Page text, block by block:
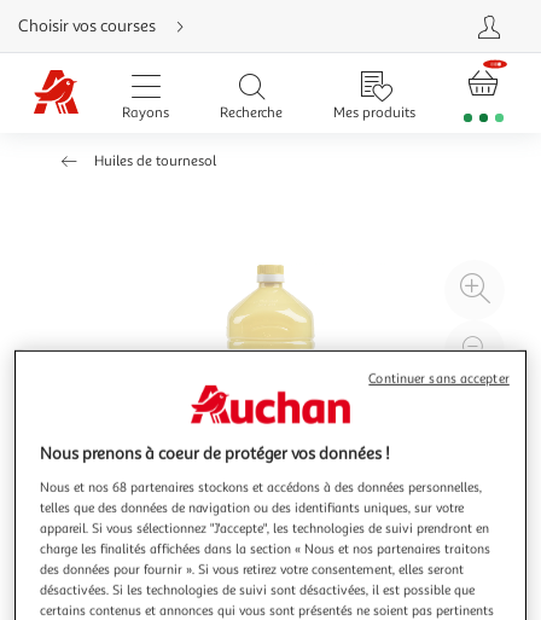
Aller
directement
au
contenu
Aller
directement
Aller
Choisir vos courses
Rayons Recherche Mes produits
Huiles de tournesol
à
Illustration
précédente
Illustration
suivante
Nous prenons à coeur de protéger vos données !
Nous et nos 68 partenaires stockons et accédons à des données personnelles,
telles que des données de navigation ou des identifiants uniques, sur votre
appareil. Si vous sélectionnez "J'accepte", les technologies de suivi prendront en
charge les finalités affichées dans la section « Nous et nos partenaires traitons
des données pour fournir ». Si vous retirez votre consentement, elles seront
désactivées. Si les technologies de suivi sont désactivées, il est possible que
certains contenus et annonces qui vous sont présentés ne soient pas pertinents
Continuer sans accepter